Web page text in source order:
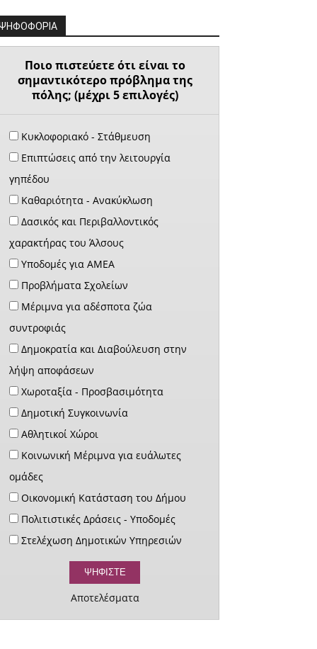
Ποιο πιστεύετε ότι είναι το
σημαντικότερο πρόβλημα της
πόλης; (μέχρι 5 επιλογές)
Κυκλοφοριακό - Στάθμευση
Επιπτώσεις από την λειτουργία
γηπέδου
Καθαριότητα - Ανακύκλωση
Δασικός και Περιβαλλοντικός
χαρακτήρας του Άλσους
Υποδομές για ΑΜΕΑ
Προβλήματα Σχολείων
Μέριμνα για αδέσποτα ζώα
συντροφιάς
Δημοκρατία και Διαβούλευση στην
λήψη αποφάσεων
Χωροταξία - Προσβασιμότητα
Δημοτική Συγκοινωνία
Αθλητικοί Χώροι
Κοινωνική Μέριμνα για ευάλωτες
ομάδες
Οικονομική Κατάσταση του Δήμου
Πολιτιστικές Δράσεις - Υποδομές
Στελέχωση Δημοτικών Υπηρεσιών
Αποτελέσματα